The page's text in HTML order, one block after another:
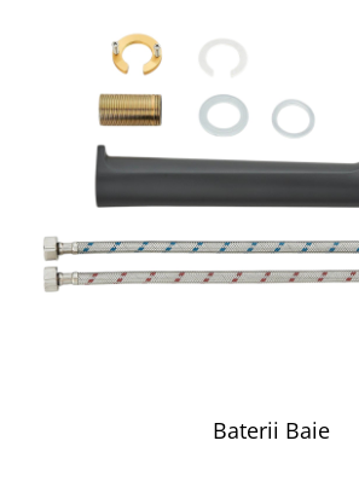
Baterii Baie